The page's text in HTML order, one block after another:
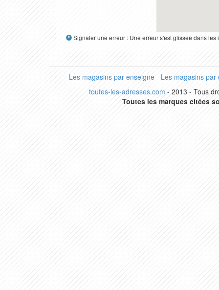
Signaler une erreur : Une erreur s'est glissée dans
Les magasins par enseigne- Les magasins par
toutes-les-adresses.com - 2013 - Tous
Toutes les marques citées